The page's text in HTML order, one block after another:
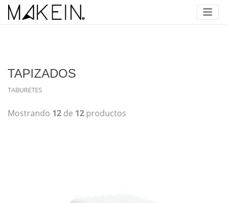
TAPIZADOS
TABURETES
Mostrando 12 de 12 productos